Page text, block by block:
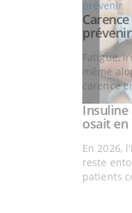
Youtube
Insuline
osait en
En 2026,
reste
patients